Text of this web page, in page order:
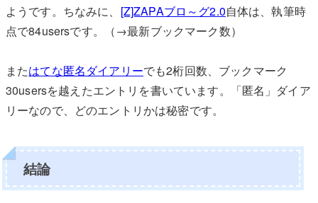
ようです。ちなみに、 [Z]ZAPAブロ～グ2.0自体は、執筆時
点で84usersです。（→最新ブックマーク数）
またはてな匿名ダイアリーでも2桁回数、ブックマーク
30usersを越えたエントリを書いています。「匿名」ダイア
リーなので、どのエントリかは秘密です。
結論